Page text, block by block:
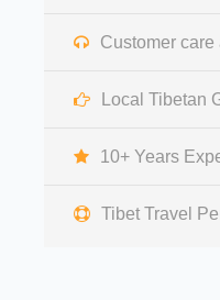
Customer
Local Tibetan
10+ Years
Tibet Travel